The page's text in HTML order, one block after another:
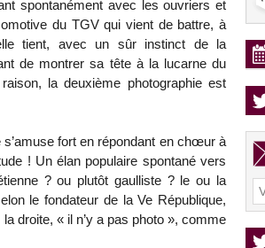
spontanément avec les ouvriers et
du TGV qui vient de battre, à
tient, avec un sûr instinct de la
de montrer sa tête à la lucarne du
la deuxième photographie est
fort en répondant en chœur à
! Un élan populaire spontané vers
? ou plutôt gaulliste ? le ou la
le fondateur de la Ve République,
droite, « il n’y a pas photo », comme